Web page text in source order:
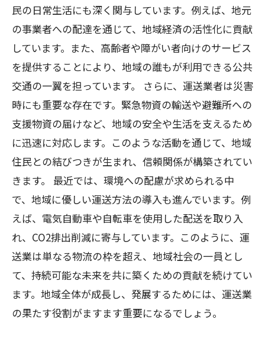
民の日常生活にも深く関与しています。例えば、地元
の事業者への配達を通じて、地域経済の活性化に貢献
しています。また、高齢者や障がい者向けのサービス
を提供することにより、地域の誰もが利用できる公共
交通の一翼を担っています。 さらに、運送業者は災害
時にも重要な存在です。緊急物資の輸送や避難所への
支援物資の届けなど、地域の安全や生活を支えるため
に迅速に対応します。このような活動を通じて、地域
住民との結びつきが生まれ、信頼関係が構築されてい
きます。 最近では、環境への配慮が求められる中
で、地域に優しい運送方法の導入も進んでいます。例
えば、電気自動車や自転車を使用した配送を取り入
れ、CO2排出削減に寄与しています。このように、運
送業は単なる物流の枠を超え、地域社会の一員とし
て、持続可能な未来を共に築くための貢献を続けてい
ます。地域全体が成長し、発展するためには、運送業
の果たす役割がますます重要になるでしょう。